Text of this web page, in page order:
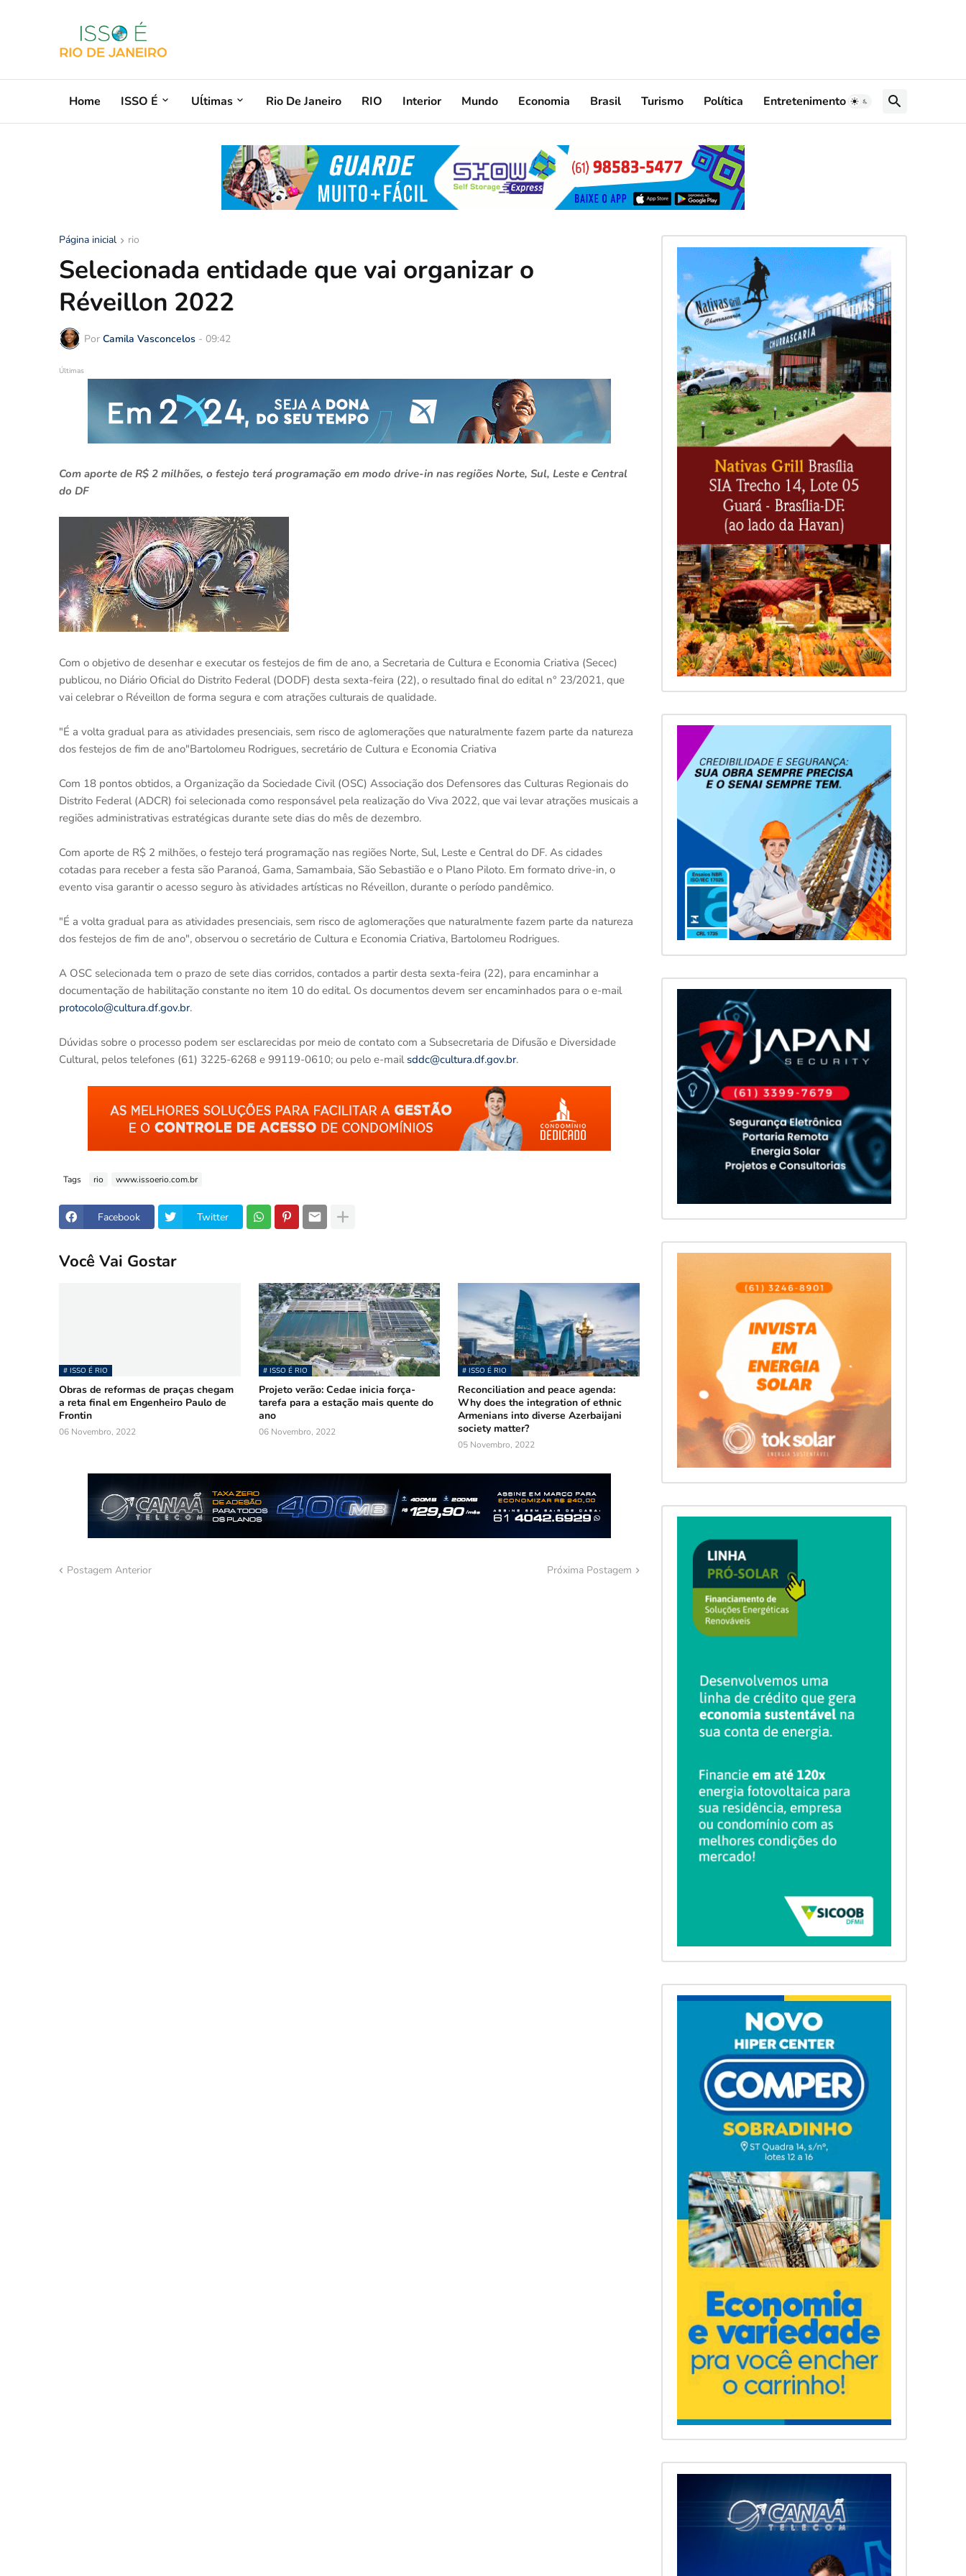
Home ISSO É Uĺtimas Rio De Janeiro RIO Interior Mundo Economia Brasil Turismo Política Entretenimento
Página inicial rio
Selecionada entidade que vai organizar o
Réveillon 2022
Por Camila Vasconcelos - 09:42
Últimas
Com aporte de R$ 2 milhões, o festejo terá programação em modo drive-in nas regiões Norte, Sul, Leste e Central
do DF
Com o objetivo de desenhar e executar os festejos de fim de ano, a Secretaria de Cultura e Economia Criativa (Secec)
publicou, no Diário Oficial do Distrito Federal (DODF) desta sexta-feira (22), o resultado final do edital n° 23/2021, que
vai celebrar o Réveillon de forma segura e com atrações culturais de qualidade.
"É a volta gradual para as atividades presenciais, sem risco de aglomerações que naturalmente fazem parte da natureza
dos festejos de fim de ano"Bartolomeu Rodrigues, secretário de Cultura e Economia Criativa
Com 18 pontos obtidos, a Organização da Sociedade Civil (OSC) Associação dos Defensores das Culturas Regionais do
Distrito Federal (ADCR) foi selecionada como responsável pela realização do Viva 2022, que vai levar atrações musicais a
regiões administrativas estratégicas durante sete dias do mês de dezembro.
Com aporte de R$ 2 milhões, o festejo terá programação nas regiões Norte, Sul, Leste e Central do DF. As cidades
cotadas para receber a festa são Paranoá, Gama, Samambaia, São Sebastião e o Plano Piloto. Em formato drive-in, o
evento visa garantir o acesso seguro às atividades artísticas no Réveillon, durante o período pandêmico.
"É a volta gradual para as atividades presenciais, sem risco de aglomerações que naturalmente fazem parte da natureza
dos festejos de fim de ano", observou o secretário de Cultura e Economia Criativa, Bartolomeu Rodrigues.
A OSC selecionada tem o prazo de sete dias corridos, contados a partir desta sexta-feira (22), para encaminhar a
documentação de habilitação constante no item 10 do edital. Os documentos devem ser encaminhados para o e-mail
protocolo@cultura.df.gov.br.
Dúvidas sobre o processo podem ser esclarecidas por meio de contato com a Subsecretaria de Difusão e Diversidade
Cultural, pelos telefones (61) 3225-6268 e 99119-0610; ou pelo e-mailsddc@cultura.df.gov.br.
Tags rio www.issoerio.com.br
Facebook Twitter
Você Vai Gostar
# ISSO É RIO
Obras de reformas de praças chegam
a reta final em Engenheiro Paulo de
Frontin
06 Novembro, 2022
# ISSO É RIO
Projeto verão: Cedae inicia força-
tarefa para a estação mais quente do
ano
06 Novembro, 2022
# ISSO É RIO
Reconciliation and peace agenda:
Why does the integration of ethnic
Armenians into diverse Azerbaijani
society matter?
05 Novembro, 2022
Postagem Anterior Próxima Postagem